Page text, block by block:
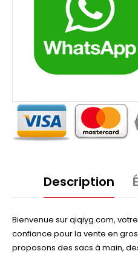
Description
Bienvenue sur qiqiyg.com,
confiance pour la vente en
proposons des sacs à main,